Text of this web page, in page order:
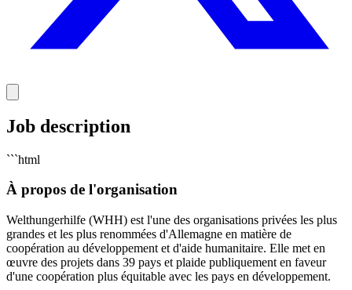
Job description
```html
À propos de l'organisation
Welthungerhilfe (WHH) est l'une des organisations privées les plus
grandes et les plus renommées d'Allemagne en matière de
coopération au développement et d'aide humanitaire. Elle met en
œuvre des projets dans 39 pays et plaide publiquement en faveur
d'une coopération plus équitable avec les pays en développement.